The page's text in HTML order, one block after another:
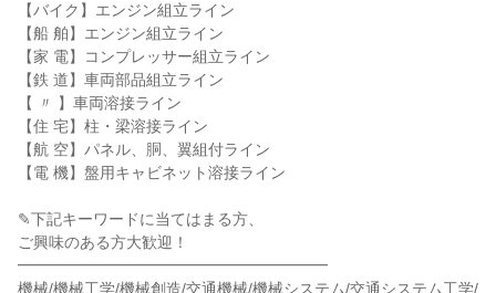
【バイク】エンジン組立ライン
【船 舶】エンジン組立ライン
【家 電】コンプレッサー組立ライン
【鉄 道】車両部品組立ライン
【 〃 】車両溶接ライン
【住 宅】柱・梁溶接ライン
【航 空】パネル、胴、翼組付ライン
【電 機】盤用キャビネット溶接ライン
✎下記キーワードに当てはまる方、
ご興味のある方大歓迎！
━━━━━━━━━━━━━━━━━━━━
機械/機械工学/機械創造/交通機械/機械システム/交通システム工学/